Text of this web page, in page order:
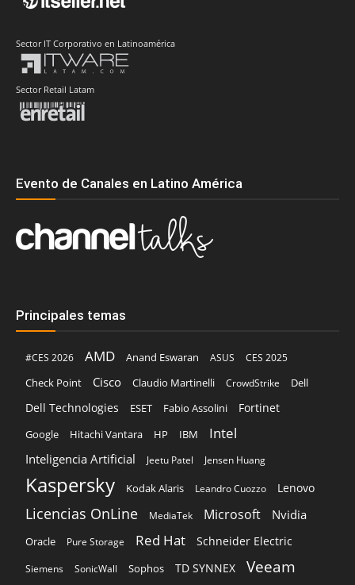
Sector IT Corporativo en Latinoamérica
Sector Retail Latam
Evento de Canales en Latino América
Principales temas
#CES 2026 AMD Anand Eswaran ASUS
CES 2025
Check Point
Cisco Claudio Martinelli CrowdStrike Dell
Dell Technologies ESET Fabio Assolini Fortinet
Google Hitachi Vantara HP IBM Intel
Inteligencia Artificial Jeetu Patel Jensen Huang
Kaspersky Kodak Alaris Leandro Cuozzo Lenovo
Licencias OnLine MediaTek Microsoft Nvidia
Oracle Pure Storage Red Hat Schneider Electric
Siemens SonicWall Sophos TD SYNNEX Veeam